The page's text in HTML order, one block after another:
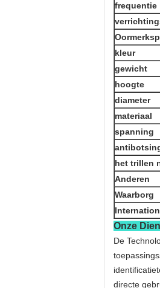
frequentie
kleur
gewicht
hoogte
diameter
materiaal
spanning
het trillen
Anderen
Waarborg
Onze
De
directe